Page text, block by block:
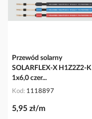
Przewód solarny
SOLARFLEX-X H1Z2Z2-K
1x6,0 czer...
Kod 1118897
5,95 zł/m